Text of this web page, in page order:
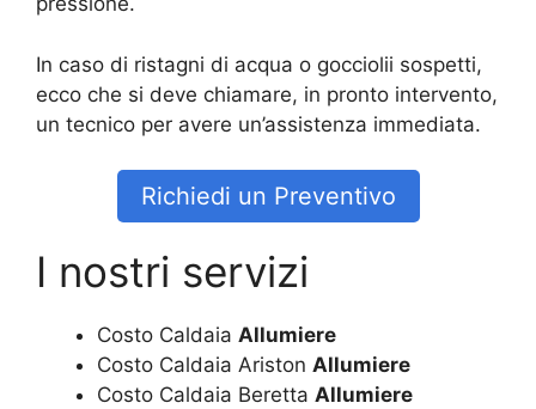
In caso di ristagni di acqua o gocciolii sospetti,
ecco che si deve chiamare, in pronto intervento,
un tecnico per avere un’assistenza immediata.
Richiedi un Preventivo
I nostri servizi
Costo Caldaia Allumiere
Costo Caldaia Ariston Allumiere
Costo Caldaia Beretta Allumiere